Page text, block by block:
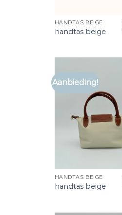
HANDTAS BEIGE
handtas beige
Aanbieding!
HANDTAS BEIGE
handtas beige